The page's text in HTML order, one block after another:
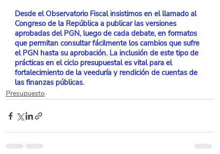
Desde el Observatorio Fiscal insistimos en el llamado al
Congreso de la República a publicar las versiones
aprobadas del PGN, luego de cada debate, en formatos
que permitan consultar fácilmente los cambios que sufre
el PGN hasta su aprobación. La inclusión de este tipo de
prácticas en el ciclo presupuestal es vital para el
fortalecimiento de la veeduría y rendición de cuentas de
las finanzas públicas.
Presupuesto